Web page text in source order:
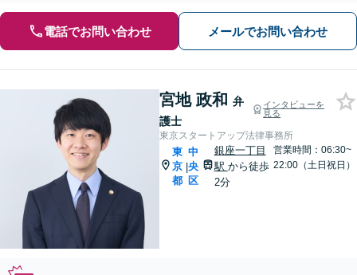
電話でお問い合わせ メールでお問い合わせ
宮地 政和 弁
護士
インタビューを
見る
東京スタートアップ法律事務所
東
京
都
|
中
央
区
銀座一丁目
駅 から徒歩
2分
営業時間：06:30~
22:00（土日祝日）